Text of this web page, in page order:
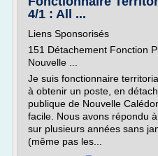
4/1 : All ...
Liens Sponsorisés
151 Détachement Fonction
Nouvelle ...
Je suis fonctionnaire
à obtenir un poste, en
publique de Nouvelle
facile. Nous avons répondu
sur plusieurs années sans
(même pas les...